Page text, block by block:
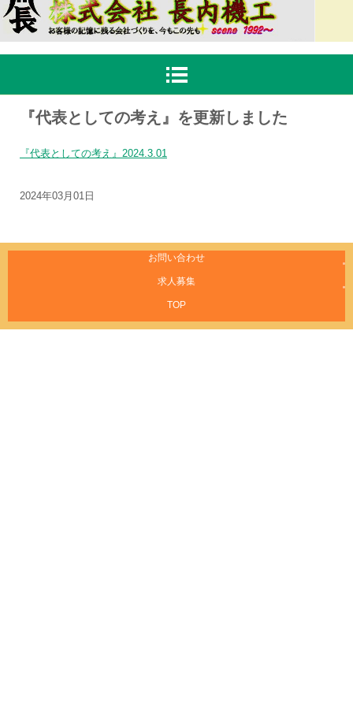
『代表としての考え』を更新しました
『代表としての考え』2024.3.01
2024年03月01日
お問い合わせ
求人募集
TOP